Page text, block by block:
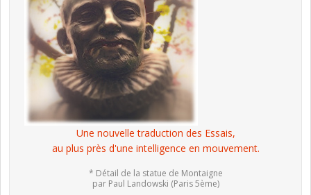
Une nouvelle traduction des Essais,
au plus près d'une intelligence en mouvement.
* Détail de la statue de Montaigne
par Paul Landowski (Paris 5ème)